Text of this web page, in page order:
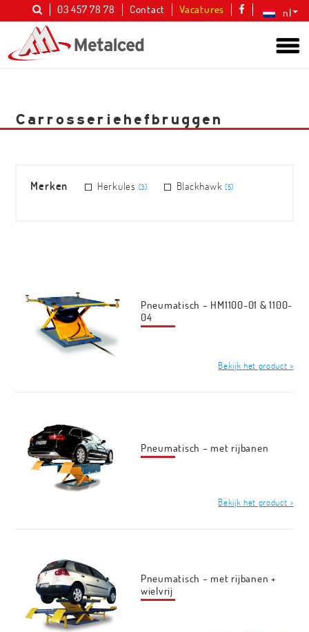
03 457 78 78 Contact Vacatures nl
Carrosseriehefbruggen
Merken Herkules (3) Blackhawk(5)
Pneumatisch – HM1100-01 & 1100-
04
Bekijk het product >
Pneumatisch – met rijbanen
Bekijk het product >
Pneumatisch – met rijbanen +
wielvrij